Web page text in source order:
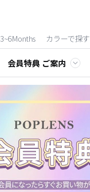
3~6Months カラーで探す
2 Weeks
3~6 Months
会員特典 ご案内